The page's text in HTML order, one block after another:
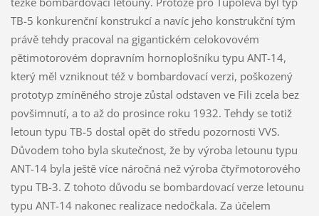
TB-5 konkurenční konstrukcí a navíc jeho konstrukční tým
právě tehdy pracoval na gigantickém celokovovém
pětimotorovém dopravním hornoplošníku typu ANT-14,
který měl vzniknout též v bombardovací verzi, poškozený
prototyp zmíněného stroje zůstal odstaven ve Fili zcela bez
povšimnutí, a to až do prosince roku 1932. Tehdy se totiž
letoun typu TB-5 dostal opět do středu pozornosti VVS.
Důvodem toho byla skutečnost, že by výroba letounu typu
ANT-14 byla ještě více náročná než výroba čtyřmotorového
typu TB-3. Z tohoto důvodu se bombardovací verze letounu
typu ANT-14 nakonec realizace nedočkala. Za účelem